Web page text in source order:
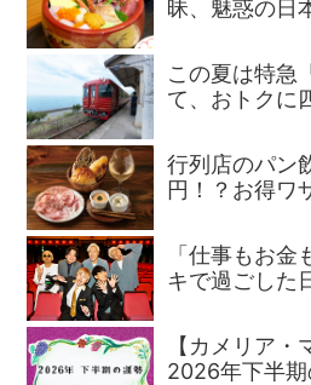
昧、魅惑の日
この夏は特急
て、おトクに
行列店のパン
円！？お得ワ
「仕事もお
キで過ごした
【カメリア・
2026年下半期